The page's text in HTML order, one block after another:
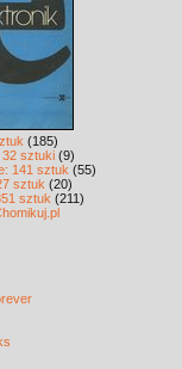
(185)
32 sztuki (9)
141 sztuk (55)
sztuk (20)
sztuk (211)